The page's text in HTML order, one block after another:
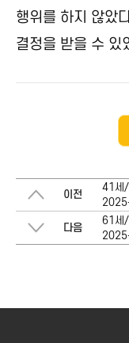
행위를 하지 않았
결정을 받을 수 있
이전
41세
다음
61세/